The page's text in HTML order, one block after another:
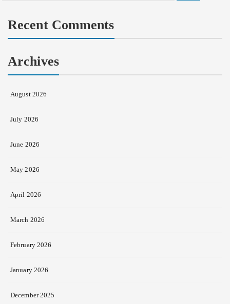
Recent Comments
Archives
August 2026
July 2026
June 2026
May 2026
April 2026
March 2026
February 2026
January 2026
December 2025